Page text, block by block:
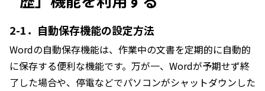
2-1．自動保存機能の設定方法
Wordの自動保存機能は、作業中の文書を定期的に自動的
に保存する便利な機能です。万が一、Wordが予期せず終
了した場合や、停電などでパソコンがシャットダウンした